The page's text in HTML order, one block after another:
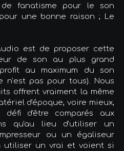
de fanatisme pour le son
une bonne raison ; Le
est de proposer cette
de son au plus grand
au maximum du son
n’est pas pour tous). Nous
offrent vraiment la même
d'époque, voire mieux,
d'être comparés aux
qu'au lieu d'utiliser un
ou un égaliseur
utiliser un vrai et voient si